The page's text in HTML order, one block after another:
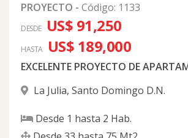
PROYECTO - Código: 1133
DESDE US$ 91,250
HASTA US$ 189,000
La Julia, Santo Domingo D.N.
Desde 1 hasta 2 Hab.